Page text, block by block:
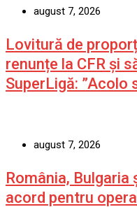
august 7, 2026
Lovitură de
renunțe la CFR și
SuperLigă: ”Acolo
august 7, 2026
România, Bulgaria
acord pentru